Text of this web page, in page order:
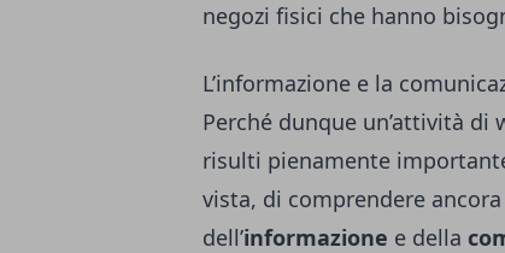
negozi fisici che hanno
L’informazione e la
Perché dunque un’attività
risulti pienamente
vista, di comprendere
dell’informazione e della